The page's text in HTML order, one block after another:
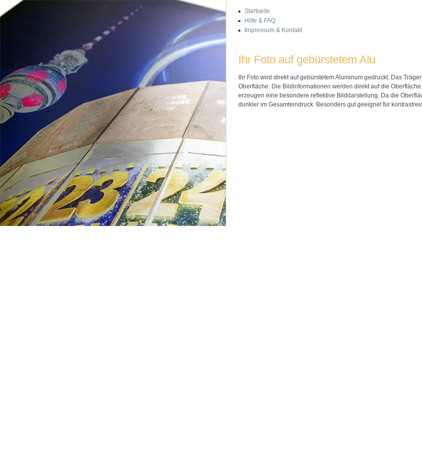
Startseite
Hilfe & FAQ
Impressum & Kontakt
Ihr Foto auf gebürstetem Alu
Ihr Foto wird direkt auf gebürstetem Aluminum gedruckt. Das
Oberfläche. Die Bildinformationen werden direkt auf die
erzeugen eine besondere reflektive Bilddarstellung. Da die
dunkler im Gesamteindruck. Besonders gut geeignet für